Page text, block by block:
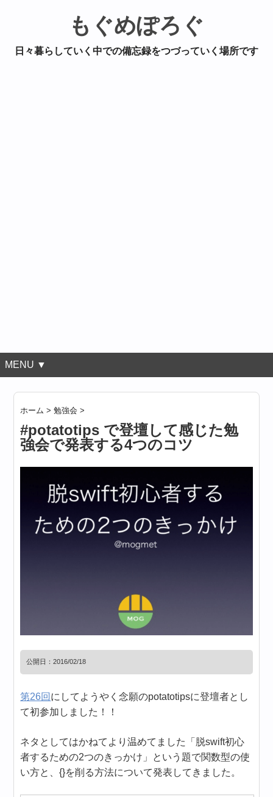
もぐめぽろぐ
日々暮らしていく中での備忘録をつづっていく場所です
MENU ▼
ホーム >勉強会 >
#potatotips で登壇して感じた勉
強会で発表する4つのコツ
公開日：2016/02/18
第26回 にしてようやく念願のpotatotipsに登壇者とし
て初参加しました！！
ネタとしてはかねてより温めてました「脱swift初心
者するための2つのきっかけ」という題で関数型の使
い方と、{}を削る方法について発表してきました。